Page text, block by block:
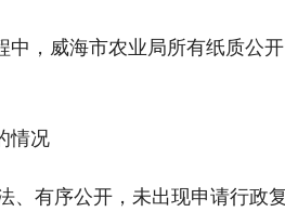
威海市农业局所有纸质公
情况
有序公开，未出现申请行政